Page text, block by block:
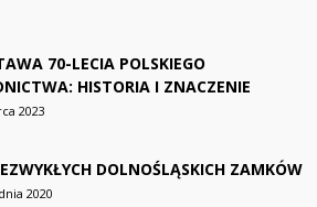
70-LECIA POLSKIEGO
HISTORIA I ZNACZENIE
2023
DOLNOŚLĄSKICH ZAMKÓW
2020